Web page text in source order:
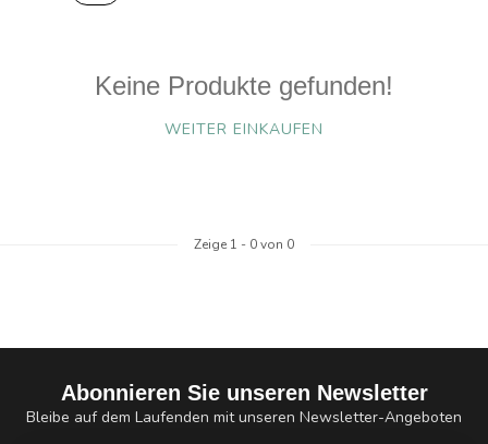
Keine Produkte gefunden!
WEITER EINKAUFEN
Zeige 1 - 0von 0
Abonnieren Sie unseren Newsletter
Bleibe auf dem Laufenden mit unseren Newsletter-Angeboten